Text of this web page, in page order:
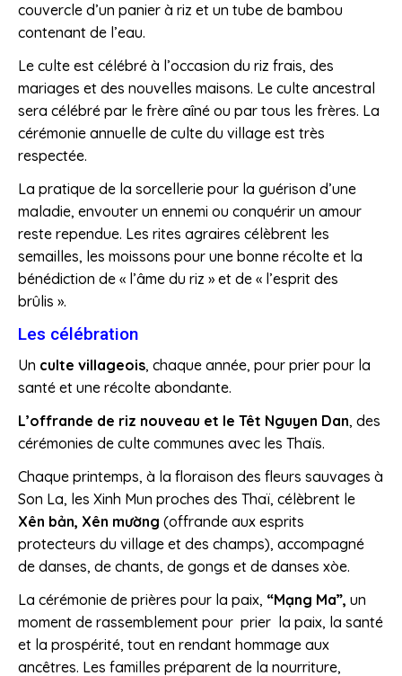
couvercle d’un panier à riz et un tube de bambou
contenant de l’eau.
Le culte est célébré à l’occasion du riz frais, des
mariages et des nouvelles maisons. Le culte ancestral
sera célébré par le frère aîné ou par tous les frères. La
cérémonie annuelle de culte du village est très
respectée.
La pratique de la sorcellerie pour la guérison d’une
maladie, envouter un ennemi ou conquérir un amour
reste rependue. Les rites agraires célèbrent les
semailles, les moissons pour une bonne récolte et la
bénédiction de « l’âme du riz » et de « l’esprit des
brûlis ».
Les célébration
Un culte villageois, chaque année, pour prier pour la
santé et une récolte abondante.
L’offrande de riz nouveau et le Têt Nguyen Dan, des
cérémonies de culte communes avec les Thaïs.
Chaque printemps, à la floraison des fleurs sauvages à
Son La, les Xinh Mun proches des Thaï, célèbrent le
Xên bản, Xên mường (offrande aux esprits
protecteurs du village et des champs), accompagné
de danses, de chants, de gongs et de danses xòe.
La cérémonie de prières pour la paix, “Mạng Ma”, un
moment de rassemblement pour prier la paix, la santé
et la prospérité, tout en rendant hommage aux
ancêtres. Les familles préparent de la nourriture,